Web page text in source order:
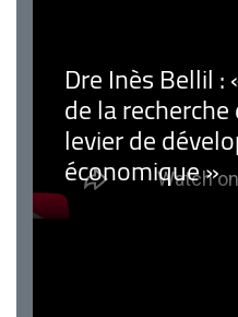
Dre Inès Bellil
de la
levier de
économique »